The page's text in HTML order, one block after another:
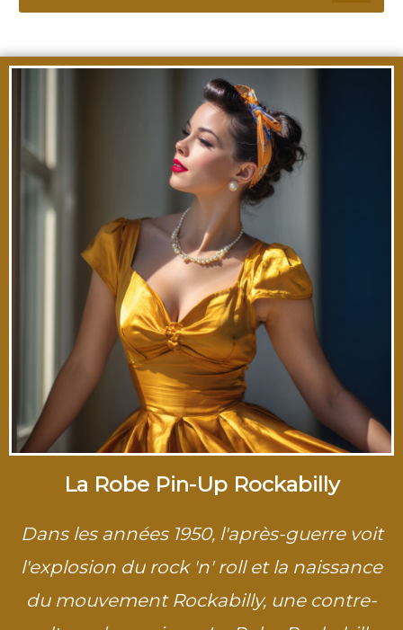
La Robe Pin-Up Rockabilly
Dans les années 1950, l'après-guerre voit
l'explosion du rock 'n' roll et la naissance
du mouvement Rockabilly, une contre-